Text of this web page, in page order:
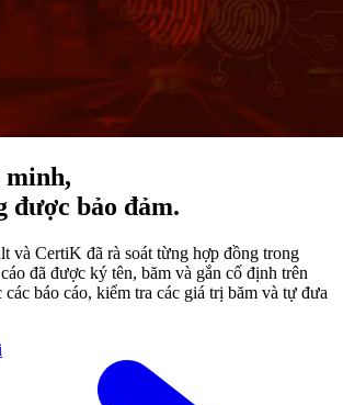
minh,
được bảo đảm.
và CertiK đã rà soát từng hợp đồng trong
đã được ký tên, băm và gắn cố định trên
báo cáo, kiểm tra các giá trị băm và tự đưa